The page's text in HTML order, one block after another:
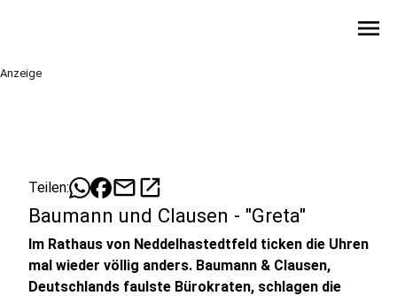
menu
Anzeige
Teilen: mailopen_in_new
Baumann und Clausen - "Greta"
Im Rathaus von Neddelhastedtfeld ticken die Uhren
mal wieder völlig anders. Baumann & Clausen,
Deutschlands faulste Bürokraten, schlagen die